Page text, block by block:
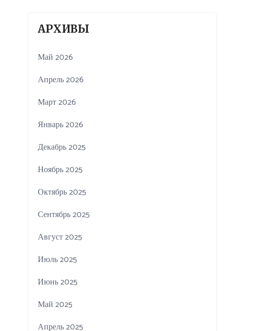
АРХИВЫ
Май 2026
Апрель 2026
Март 2026
Январь 2026
Декабрь 2025
Ноябрь 2025
Октябрь 2025
Сентябрь 2025
Август 2025
Июль 2025
Июнь 2025
Май 2025
Апрель 2025